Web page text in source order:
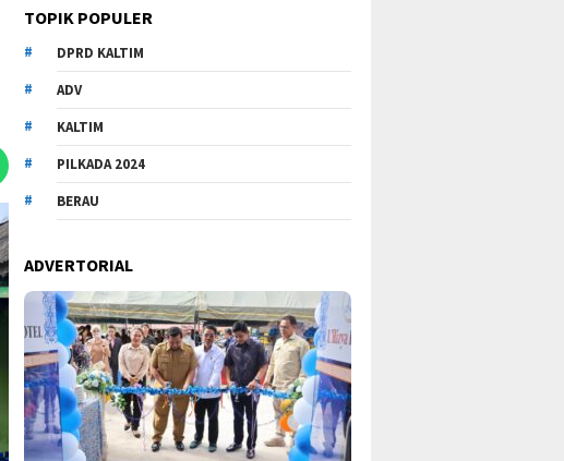
TOPIK POPULER
DPRD KALTIM
ADV
KALTIM
PILKADA 2024
BERAU
ADVERTORIAL